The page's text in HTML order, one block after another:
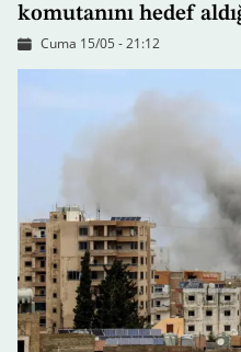
komutanını hedef
Cuma 15/05 - 21:12